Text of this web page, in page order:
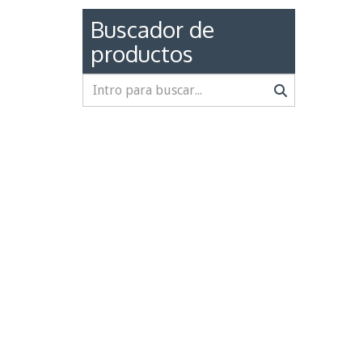
Buscador de
productos